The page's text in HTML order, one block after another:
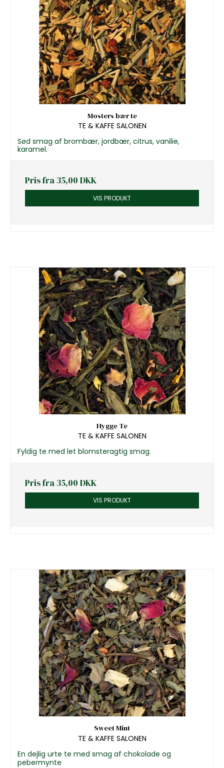
Mosters bær te
TE & KAFFE SALONEN
Sød smag af brombær, jordbær, citrus, vanilie,
karamel.
Pris fra35,00 DKK
VIS PRODUKT
Hygge Te
TE & KAFFE SALONEN
Fyldig te med let blomsteragtig smag.
Pris fra35,00 DKK
VIS PRODUKT
Sweet Mint
TE & KAFFE SALONEN
En dejlig urte te med smag af chokolade og
pebermynte